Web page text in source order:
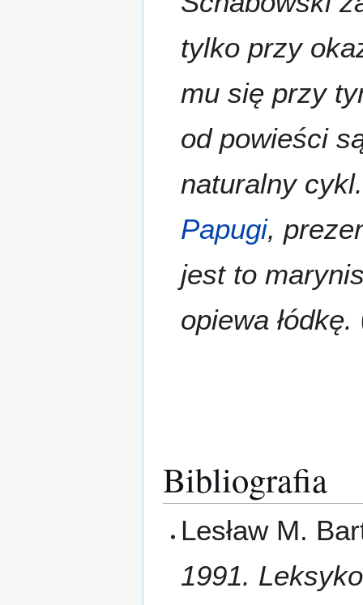
tylko przy
mu się przy
od powieści
naturalny
Papugi,
jest to
opiewa łódkę.
Bibliografia
Lesław M.
1991.